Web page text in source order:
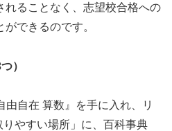
れることなく、志望校合格への
できるのです。
）
由自在 算数』を手に入れ、リ
りやすい場所」に、百科事典